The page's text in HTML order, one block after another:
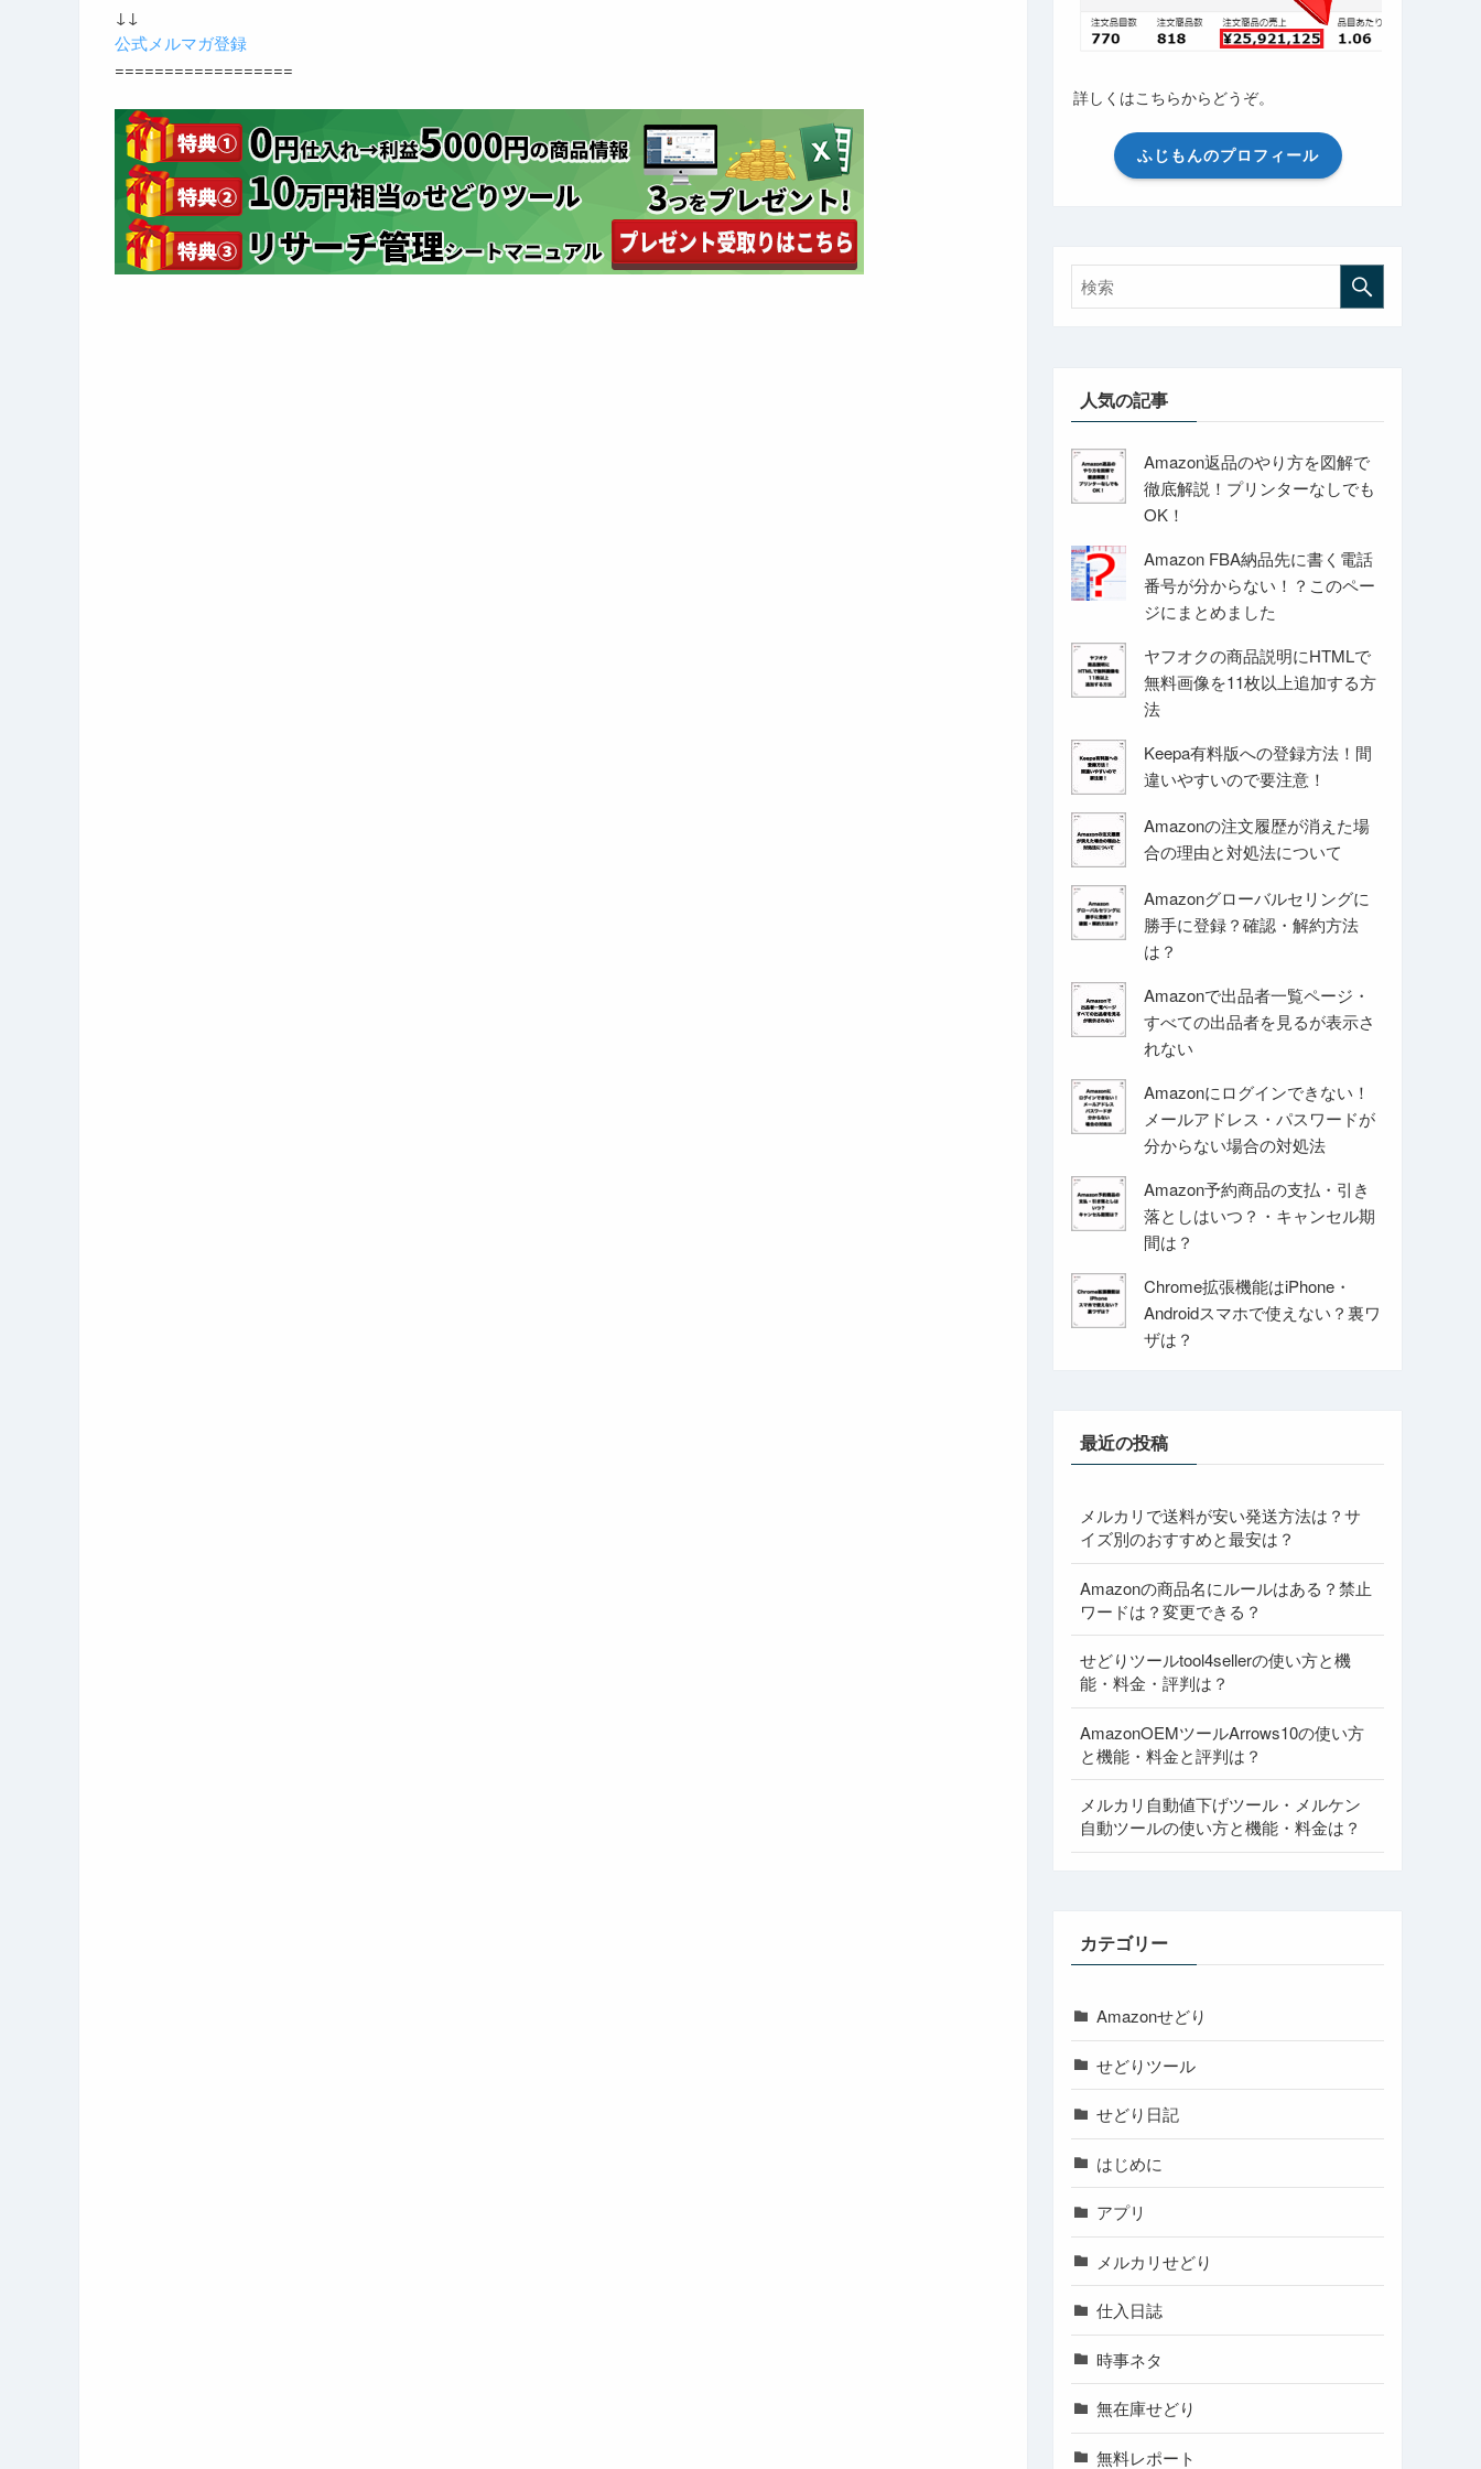
↓↓
公式メルマガ登録
==================
詳しくはこちらからどうぞ。
ふじもんのプロフィール
人気の記事
Amazon返品のやり方を図解で
徹底解説！プリンターなしでも
OK！
Amazon FBA納品先に書く電話
番号が分からない！？このペー
ジにまとめました
ヤフオクの商品説明にHTMLで
無料画像を11枚以上追加する方
法
Keepa有料版への登録方法！間
違いやすいので要注意！
Amazonの注文履歴が消えた場
合の理由と対処法について
Amazonグローバルセリングに
勝手に登録？確認・解約方法
は？
Amazonで出品者一覧ページ・
すべての出品者を見るが表示さ
れない
Amazonにログインできない！
メールアドレス・パスワードが
分からない場合の対処法
Amazon予約商品の支払・引き
落としはいつ？・キャンセル期
間は？
Chrome拡張機能はiPhone・
Androidスマホで使えない？裏ワ
ザは？
最近の投稿
メルカリで送料が安い発送方法は？サ
イズ別のおすすめと最安は？
Amazonの商品名にルールはある？禁止
ワードは？変更できる？
せどりツールtool4sellerの使い方と機
能・料金・評判は？
AmazonOEMツールArrows10の使い方
と機能・料金と評判は？
メルカリ自動値下げツール・メルケン
自動ツールの使い方と機能・料金は？
カテゴリー
Amazonせどり
せどりツール
せどり日記
はじめに
アプリ
メルカリせどり
仕入日誌
時事ネタ
無在庫せどり
無料レポート